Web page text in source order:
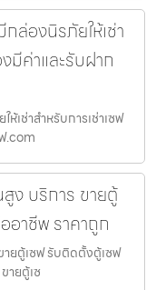
ล่องนิรภัยให้เช่า
มีค่าและรับฝาก
เช่าสำหรับการเช่าเซฟ
.com
ง บริการ ขายตู้
อาชีพ ราคาถูก
ายตู้เซฟ รับติดตั้งตู้เซฟ
ายตู้เซ